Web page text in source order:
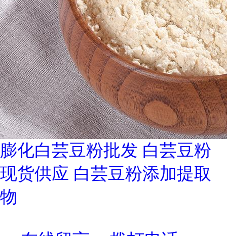
膨化白芸豆粉批发 白芸豆粉
现货供应 白芸豆粉添加提取
物